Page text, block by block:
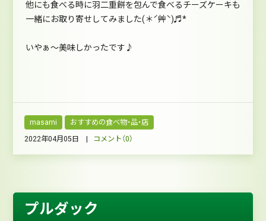
他にも食べる時に羽二重餅を包んで食べるチーズケーキも
一緒にお取り寄せしてみました(＊ˊ艸ˋ)♬*
いやぁ～美味しかったです♪
masami おすすめの食べ物・品・店
2022年04月05日 | コメント（0）
プルダック